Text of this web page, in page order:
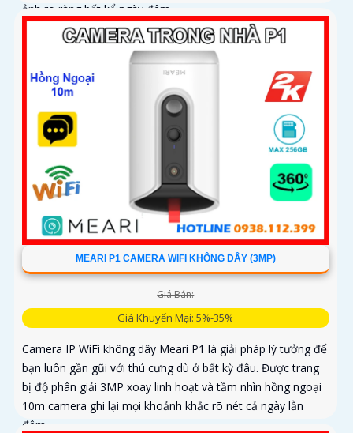
ảnh rõ ràng bất kể ngày đêm
MEARI P1 CAMERA WIFI KHÔNG DÂY (3MP)
Giá Bán:
Giá Khuyến Mại: 5%-35%
Camera IP WiFi không dây Meari P1 là giải pháp lý tưởng để
bạn luôn gần gũi với thú cưng dù ở bất kỳ đâu. Được trang
bị độ phân giải 3MP xoay linh hoạt và tầm nhìn hồng ngoại
10m camera ghi lại mọi khoảnh khắc rõ nét cả ngày lẫn
đêm